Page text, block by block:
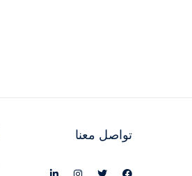
تواصل معنا